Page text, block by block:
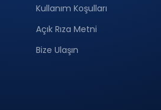
Kullanım Koşulları
Açık Rıza Metni
Bize Ulaşın